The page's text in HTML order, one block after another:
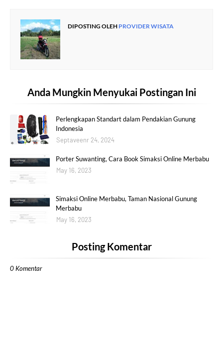
DIPOSTING OLEH PROVIDER WISATA
Anda Mungkin Menyukai Postingan Ini
Perlengkapan Standart dalam Pendakian Gunung
Indonesia
Septaveenr 24, 2024
Porter Suwanting, Cara Book Simaksi Online Merbabu
May 16, 2023
Simaksi Online Merbabu, Taman Nasional Gunung
Merbabu
May 16, 2023
Posting Komentar
0 Komentar